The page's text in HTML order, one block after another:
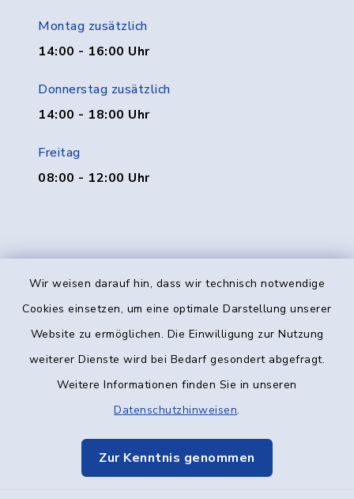
Wir weisen darauf hin, dass wir technisch notwendige
Cookies einsetzen, um eine optimale Darstellung unserer
Website zu ermöglichen. Die Einwilligung zur Nutzung
weiterer Dienste wird bei Bedarf gesondert abgefragt.
Weitere Informationen finden Sie in unseren
Datenschutzhinweisen.
Zur Kenntnis genommen
Montag zusätzlich
14:00 - 16:00 Uhr
Donnerstag zusätzlich
14:00 - 18:00 Uhr
Freitag
08:00 - 12:00 Uhr
Kontakt
Datenschutz
Elektronische Kommunikation